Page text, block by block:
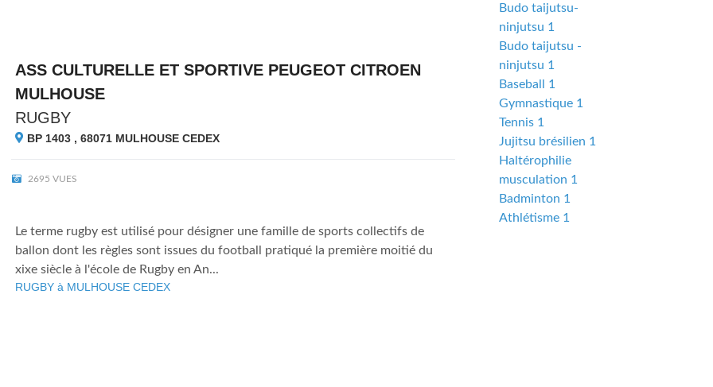
ASS CULTURELLE ET SPORTIVE PEUGEOT CITROEN
MULHOUSE
RUGBY
BP 1403 , 68071 MULHOUSE CEDEX
2695 VUES
Le terme rugby est utilisé pour désigner une famille de sports collectifs de
ballon dont les règles sont issues du football pratiqué la première moitié du
xixe siècle à l'école de Rugby en An...
RUGBY à MULHOUSE CEDEX
Budo taijutsu-
ninjutsu 1
Budo taijutsu -
ninjutsu 1
Baseball 1
Gymnastique 1
Tennis 1
Jujitsu brésilien 1
Haltérophilie
musculation 1
Badminton 1
Athlétisme 1